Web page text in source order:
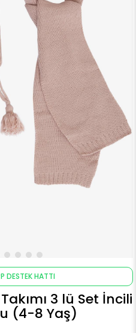
DESTEK HATTI
3 lü Set İncili
(4-8 Yaş)